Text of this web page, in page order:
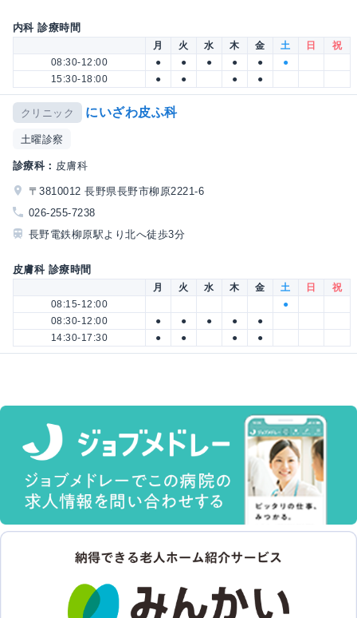
内科 診療時間
月 火 水 木 金 土 日
祝
08:30-12:00
● ● ● ● ●
●
15:30-18:00
● ● ● ●
クリニック にいざわ皮ふ科
土曜診察
診療科： 皮膚科
〒3810012 長野県長野市柳原2221-6
026-255-7238
長野電鉄柳原駅より北へ徒歩3分
皮膚科 診療時間
月 火 水 木 金 土 日
祝
08:15-12:00
●
08:30-12:00
● ● ● ●
●
14:30-17:30
● ● ● ●